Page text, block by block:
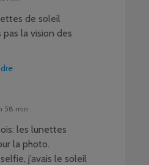
de soleil
la vision des
58 min
les lunettes
la photo.
j’avais le soleil